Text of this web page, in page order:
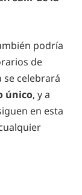
podría
de
se celebrará
único, y a
en esta